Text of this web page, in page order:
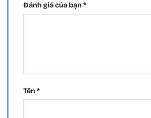
Đánh giá của bạn*
Tên*